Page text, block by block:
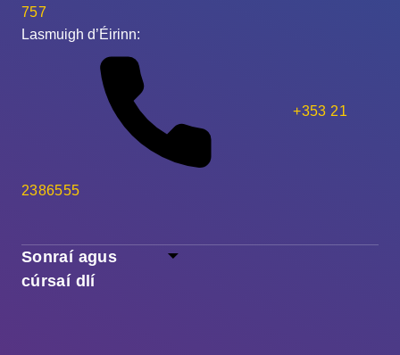
Sonraí agus
cúrsaí dlí
757
Lasmuigh d’Éirinn:
+353 21
2386555